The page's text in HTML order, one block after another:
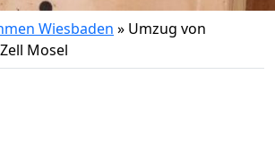
Wiesbaden » Umzug von
Mosel